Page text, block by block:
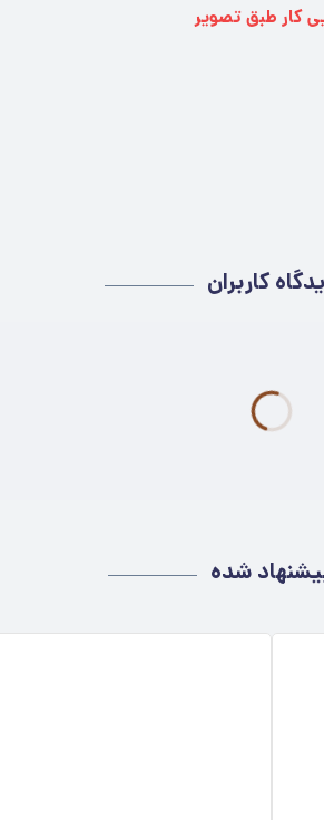
کار طبق تصویر
کاربران
شده